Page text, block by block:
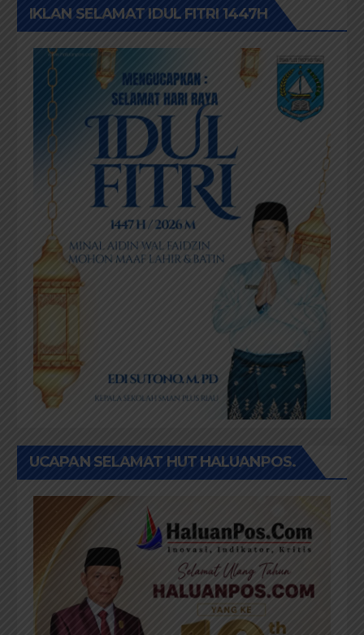
IKLAN SELAMAT IDUL FITRI 1447H
UCAPAN SELAMAT HUT HALUANPOS.